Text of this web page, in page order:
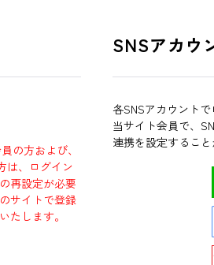
の方および、
は、ログイン
再設定が必要
サイトで登録
たします。
SNSアカウ
各SNSアカウント
当サイト会員で、
連携を設定すること